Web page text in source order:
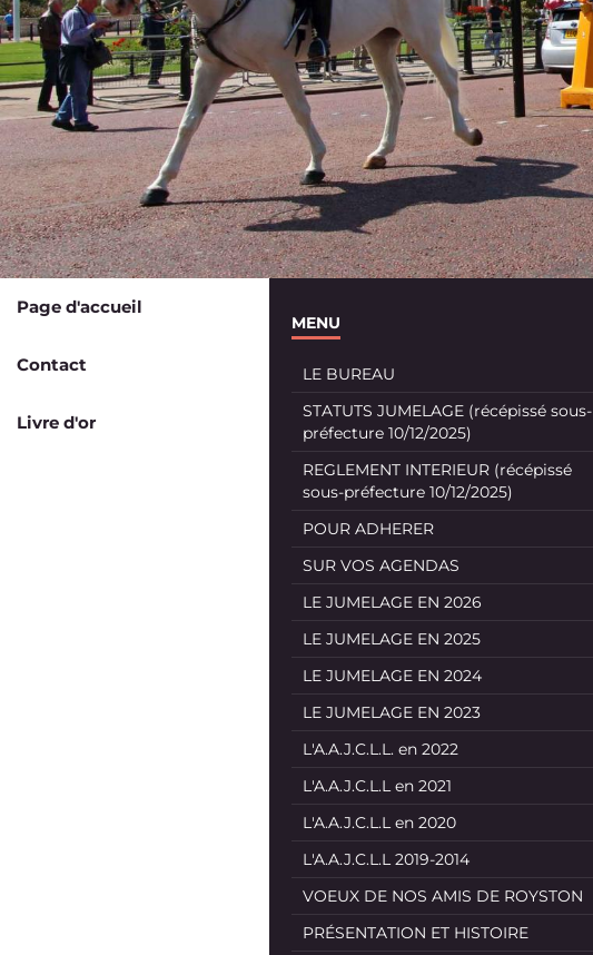
Page d'accueil
Contact
Livre d'or
MENU
LE BUREAU
STATUTS JUMELAGE (récépissé sous-
préfecture 10/12/2025)
REGLEMENT INTERIEUR (récépissé
sous-préfecture 10/12/2025)
POUR ADHERER
SUR VOS AGENDAS
LE JUMELAGE EN 2026
LE JUMELAGE EN 2025
LE JUMELAGE EN 2024
LE JUMELAGE EN 2023
L'A.A.J.C.L.L. en 2022
L'A.A.J.C.L.L en 2021
L'A.A.J.C.L.L en 2020
L'A.A.J.C.L.L 2019-2014
VOEUX DE NOS AMIS DE ROYSTON
PRÉSENTATION ET HISTOIRE